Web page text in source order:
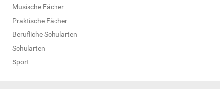
Musische Fächer
Praktische Fächer
Berufliche Schularten
Schularten
Sport